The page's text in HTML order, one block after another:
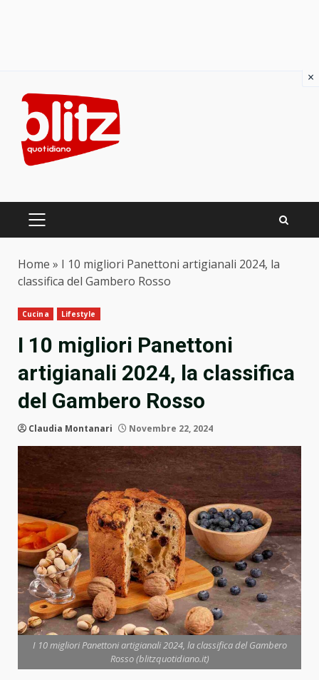
content
PRIMARY
Home » I 10 migliori Panettoni artigianali 2024, la
classifica del Gambero Rosso
Cucina Lifestyle
I 10 migliori Panettoni
artigianali 2024, la classifica
del Gambero Rosso
Claudia Montanari Novembre 22, 2024
I 10 migliori Panettoni artigianali 2024, la classifica del Gambero
Rosso (blitzquotidiano.it)
×